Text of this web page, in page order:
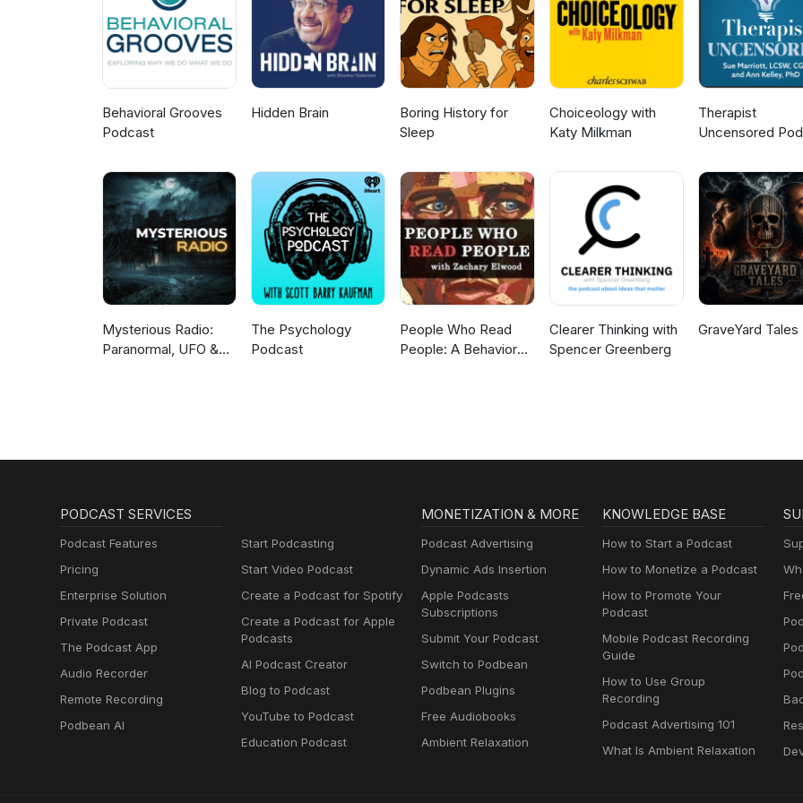
som både fascinerar, förbryllar och fortfarande väcker frågor. Det här är UFO-Sverige.
Behavioral Grooves
Podcast
Hidden Brain
Boring History for
Sleep
Choiceology with
Katy Milkman
Therapist
Uncensored
Mysterious Radio:
Paranormal, UFO &
The Psychology
Podcast
People Who Read
People: A Behavior
Clearer Thinking with
Spencer Greenberg
GraveYard Tales
PODCAST SERVICES
Podcast Features
Pricing
Enterprise Solution
Private Podcast
The Podcast App
Audio Recorder
Remote Recording
Podbean AI
Start Podcasting
Start Video Podcast
Create a Podcast for Spotify
Create a Podcast for Apple
Podcasts
AI Podcast Creator
Blog to Podcast
YouTube to Podcast
Education Podcast
MONETIZATION & MORE
Podcast Advertising
Dynamic Ads Insertion
Apple Podcasts
Subscriptions
Submit Your Podcast
Switch to Podbean
Podbean Plugins
Free Audiobooks
Ambient Relaxation
KNOWLEDGE BASE
How to Start a Podcast
How to Monetize a Podcast
How to Promote Your
Podcast
Mobile Podcast Recording
Guide
How to Use Group
Recording
Podcast Advertising 101
What Is Ambient Relaxation